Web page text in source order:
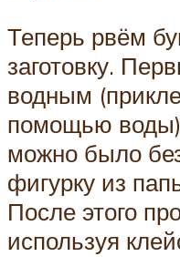
Теперь рвём
заготовку.
водным
помощью
можно было
фигурку из
После этого
используя